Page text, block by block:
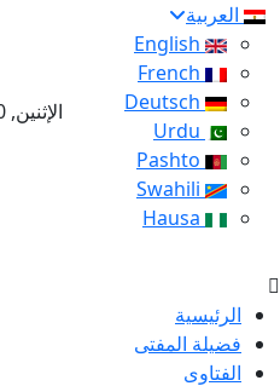
العربية
الرئيسية
فضيلة المفتى
الفتاوى